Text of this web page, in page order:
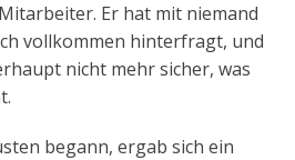
Er hat mit niemand
vollkommen hinterfragt, und
nicht mehr sicher, was
begann, ergab sich ein